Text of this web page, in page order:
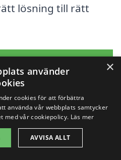
lösning till rätt
×
använder
cookies för att förbättra
använda vår webbplats samtycker
med vår cookiepolicy. Läs mer
AVVISA ALLT